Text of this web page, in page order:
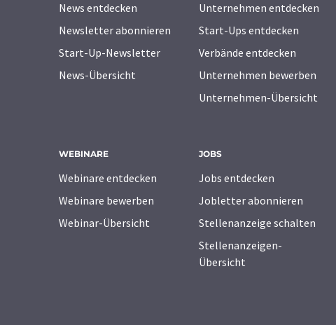
News entdecken
Newsletter abonnieren
Start-Up-Newsletter
News-Übersicht
Unternehmen entdecken
Start-Ups entdecken
Verbände entdecken
Unternehmen bewerben
Unternehmen-Übersicht
WEBINARE
Webinare entdecken
Webinare bewerben
Webinar-Übersicht
JOBS
Jobs entdecken
Jobletter abonnieren
Stellenanzeige schalten
Stellenanzeigen-
Übersicht